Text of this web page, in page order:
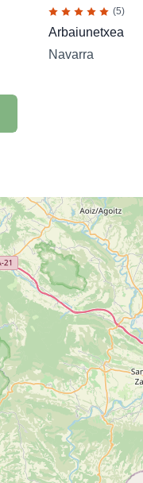
(5)
Arbaiunetxea
Navarra